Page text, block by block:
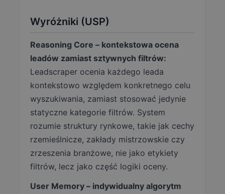
Wyróżniki (USP)
Reasoning Core – kontekstowa ocena
leadów zamiast sztywnych filtrów:
Leadscraper ocenia każdego leada
kontekstowo względem konkretnego celu
wyszukiwania, zamiast stosować jedynie
statyczne kategorie filtrów. System
rozumie struktury rynkowe, takie jak cechy
rzemieślnicze, zakłady mistrzowskie czy
zrzeszenia branżowe, nie jako etykiety
filtrów, lecz jako część logiki oceny.
User Memory – indywidualny algorytm